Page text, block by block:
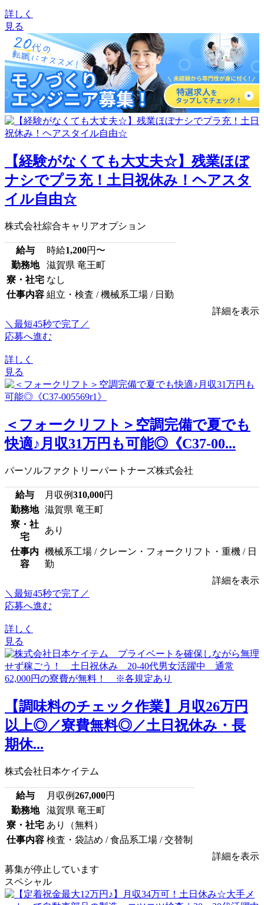
詳しく
見る
【経験がなくても大丈夫☆】残業ほぼ
ナシでプラ充！土日祝休み！ヘアスタ
イル自由☆
株式会社綜合キャリアオプション
給与 時給1,200円〜
勤務地
滋賀県 竜王町
寮・社宅 なし
仕事内容 組立・検査 / 機械系工場 / 日勤
詳細を表示
＼最短45秒で完了／
応募へ進む
詳しく
見る
＜フォークリフト＞空調完備で夏でも
快適♪月収31万円も可能◎《C37-00...
パーソルファクトリーパートナーズ株式会社
給与 月収例310,000円
勤務地
滋賀県 竜王町
寮・社
宅
あり
仕事内
容
機械系工場 / クレーン・フォークリフト・重機 / 日
勤
詳細を表示
＼最短45秒で完了／
応募へ進む
詳しく
見る
【調味料のチェック作業】月収26万円
以上◎／寮費無料◎／土日祝休み・長
期休...
株式会社日本ケイテム
給与 月収例267,000円
勤務地
滋賀県 竜王町
寮・社宅 あり（無料）
仕事内容 検査・袋詰め / 食品系工場 / 交替制
詳細を表示
募集が停止しています
スペシャル